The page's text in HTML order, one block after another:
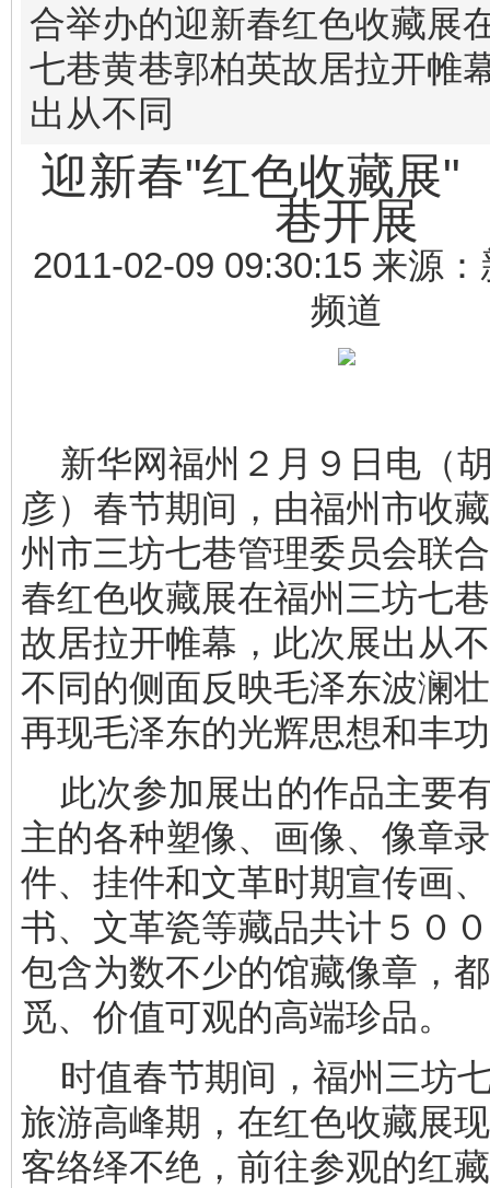
合举办的迎新春红色收藏展
七巷黄巷郭柏英故居拉开帷
出从不同
迎新春"红色收藏展
巷开展
2011-02-09 09:30:15 来源
频道
新华网福州２月９日电（
彦）春节期间，由福州市收
州市三坊七巷管理委员会联
春红色收藏展在福州三坊七
故居拉开帷幕，此次展出从
不同的侧面反映毛泽东波澜
再现毛泽东的光辉思想和丰
此次参加展出的作品主要
主的各种塑像、画像、像章
件、挂件和文革时期宣传画
书、文革瓷等藏品共计５０
包含为数不少的馆藏像章，
觅、价值可观的高端珍品。
时值春节期间，福州三坊
旅游高峰期，在红色收藏展
客络绎不绝，前往参观的红